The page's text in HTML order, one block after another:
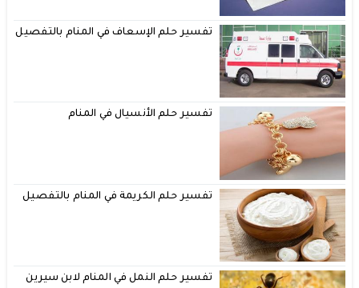
تفسير حلم الإسعاف في المنام بالتفصيل
تفسير حلم الأنسيال في المنام
تفسير حلم الكريمة في المنام بالتفصيل
تفسير حلم النمل في المنام لابن سيرين